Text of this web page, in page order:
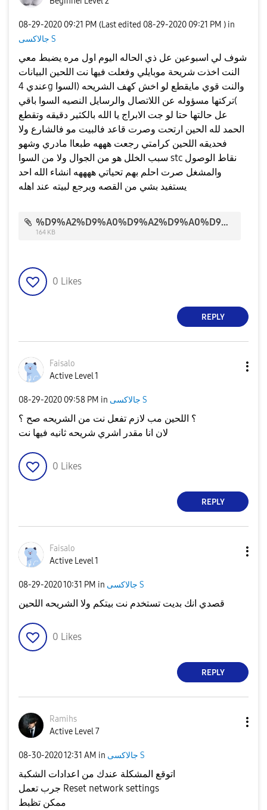
‎08-29-2020 09:21 PM (Last edited ‎08-29-2020 09:21 PM ) in
جالاكسى S
شوف لي اسبوعين عل ذي الحاله اليوم اول مره يضبط معي
النت اخذت شريحة موبايلي وفعلت فيها نت اللحين البيانات
عندي 4g والنت قوي مايقطع لو اخش كهف الشريحه (السوا
)تركتها مسؤوله عن اللاتصال والرسايل النصيه السوا باقي
عل حالتها حتا لو جت الابراج يا الله بالكثير دقيقه وتقطع
الحمد لله الحين ارتحت وصرت قاعد فالبيت مو فالشارع ولا
فحديقه اللحين كرامتي رجعت هههه طبعاا مادري وشهو
سبب الخلل هو من الجوال ولا من السوا stc نقاط الوصول
والمشغل صرت احلم بهم تحياتي ههههه انشاء الله احد
يستفيد بشي من القصه ويرجع لبيته عند اهله
%D9%A2%D9%A0%D9%A2%D9%A0%D9%A0%D9%A8%D9%A2%D9%A9_%D9%A2%D9%A1%D9%A0%D9%A8%D9%A0%D9%A2.jpg
164 KB
0 Likes
REPLY
Faisalo
Active Level 1
‎08-29-2020 09:58 PM in جالاكسى S
؟ اللحين مب لازم تفعل نت من الشريحه صح ؟
لان انا مقدر اشري شريحه ثانيه فيها نت
0 Likes
REPLY
Faisalo
Active Level 1
‎08-29-202010:31 PM in جالاكسى S
قصدي انك بديت تستخدم نت بيتكم ولا الشريحه اللحين
0 Likes
REPLY
Ramihs
Active Level 7
‎08-30-202012:31 AM in جالاكسى S
اتوقع المشكلة عندك من اعدادات الشكبة
جرب تعمل Reset network settings
ممكن تظبط